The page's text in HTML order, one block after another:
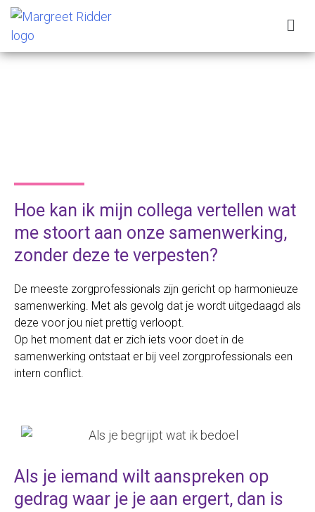
Hoe kan ik mijn collega vertellen wat
me stoort aan onze samenwerking,
zonder deze te verpesten?
De meeste zorgprofessionals zijn gericht op harmonieuze
samenwerking. Met als gevolg dat je wordt uitgedaagd als
deze voor jou niet prettig verloopt.
Op het moment dat er zich iets voor doet in de
samenwerking ontstaat er bij veel zorgprofessionals een
intern conflict.
Als je iemand wilt aanspreken op
gedrag waar je je aan ergert, dan is